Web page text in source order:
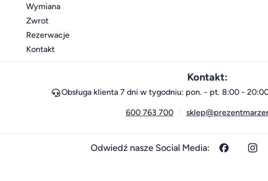
Wymiana
Zwrot
Rezerwacje
Kontakt
Kontakt:
Obsługa klienta 7 dni w tygodniu: pon. - pt. 8:00 -
600 763 700
Odwiedź nasze Social Media: